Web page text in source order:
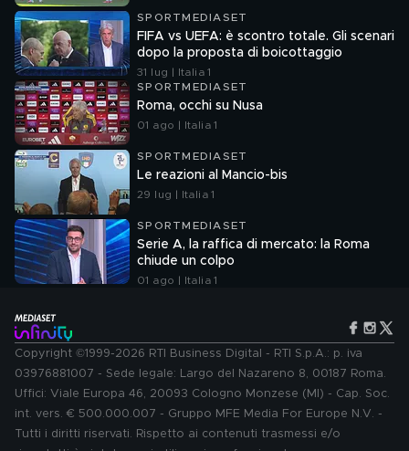
SPORTMEDIASET
FIFA vs UEFA: è scontro totale. Gli scenari
dopo la proposta di boicottaggio
31 lug | Italia 1
SPORTMEDIASET
Roma, occhi su Nusa
01 ago | Italia 1
SPORTMEDIASET
Le reazioni al Mancio-bis
29 lug | Italia 1
SPORTMEDIASET
Serie A, la raffica di mercato: la Roma
chiude un colpo
01 ago | Italia 1
Copyright ©1999-2026 RTI Business Digital - RTI S.p.A.: p. iva
03976881007 - Sede legale: Largo del Nazareno 8, 00187 Roma.
Uffici: Viale Europa 46, 20093 Cologno Monzese (MI) - Cap. Soc.
int. vers. € 500.000.007 - Gruppo MFE Media For Europe N.V. -
Tutti i diritti riservati. Rispetto ai contenuti trasmessi e/o